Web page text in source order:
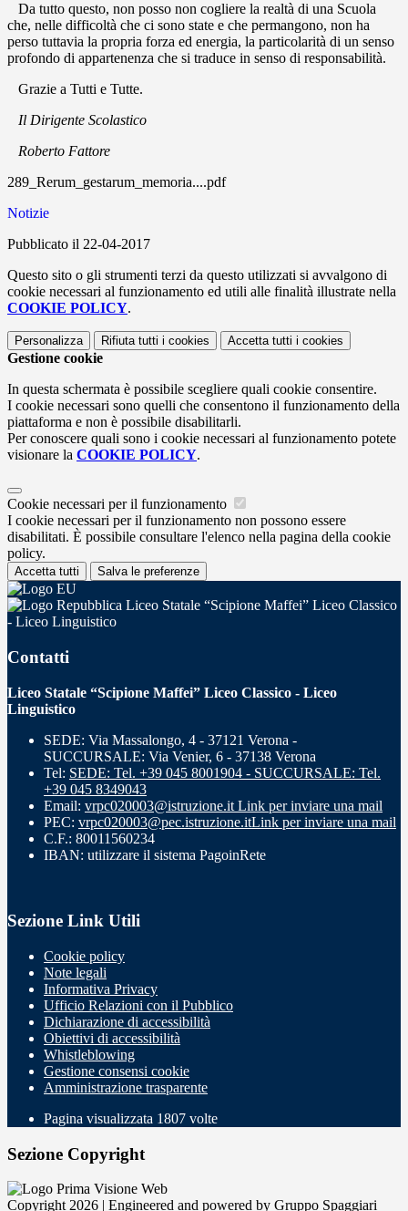
Da tutto questo, non posso non cogliere la realtà di una Scuola
che, nelle difficoltà che ci sono state e che permangono, non ha
perso tuttavia la propria forza ed energia, la particolarità di un senso
profondo di appartenenza che si traduce in senso di responsabilità.
Grazie a Tutti e Tutte.
Il Dirigente Scolastico
Roberto Fattore
289_Rerum_gestarum_memoria....pdf
Notizie
Pubblicato il 22-04-2017
Questo sito o gli strumenti terzi da questo utilizzati si avvalgono di
cookie necessari al funzionamento ed utili alle finalità illustrate nella
COOKIE POLICY.
Personalizza Rifiuta tutti i cookies Accetta tutti i cookies
Gestione cookie
In questa schermata è possibile scegliere quali cookie consentire.
I cookie necessari sono quelli che consentono il funzionamento della
piattaforma e non è possibile disabilitarli.
Per conoscere quali sono i cookie necessari al funzionamento potete
visionare la COOKIE POLICY.
Cookie necessari per il funzionamento
I cookie necessari per il funzionamento non possono essere
disabilitati. È possibile consultare l'elenco nella pagina della cookie
policy.
Accetta tutti Salva le preferenze
Liceo Statale “Scipione Maffei” Liceo Classico
- Liceo Linguistico
Contatti
Liceo Statale “Scipione Maffei” Liceo Classico - Liceo
Linguistico
SEDE: Via Massalongo, 4 - 37121 Verona -
SUCCURSALE: Via Venier, 6 - 37138 Verona
Tel: SEDE: Tel. +39 045 8001904 - SUCCURSALE: Tel.
+39 045 8349043
Email: vrpc020003@istruzione.it Link per inviare una mail
PEC: vrpc020003@pec.istruzione.itLink per inviare una mail
C.F.: 80011560234
IBAN: utilizzare il sistema PagoinRete
Sezione Link Utili
Cookie policy
Note legali
Informativa Privacy
Ufficio Relazioni con il Pubblico
Dichiarazione di accessibilità
Obiettivi di accessibilità
Whistleblowing
Gestione consensi cookie
Amministrazione trasparente
Pagina visualizzata 1807 volte
Sezione Copyright
Copyright 2026 | Engineered and powered by Gruppo Spaggiari